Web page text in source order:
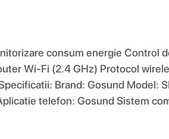
consum energie
Wi-Fi (2.4 GHz) Protocol
Brand: Gosund Model:
telefon: Gosund Sistem